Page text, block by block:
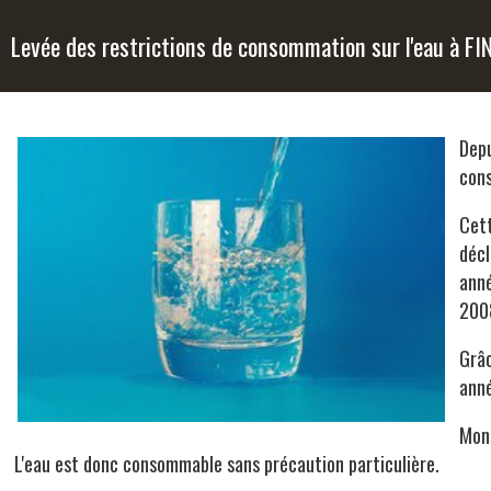
Levée des restrictions de consommation sur l'eau à
L'eau est donc consommable sans précaution particulière.